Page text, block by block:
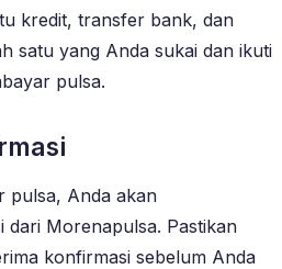
kredit, transfer bank, dan
satu yang Anda sukai dan ikuti
pulsa.
pulsa, Anda akan
dari Morenapulsa. Pastikan
konfirmasi sebelum Anda